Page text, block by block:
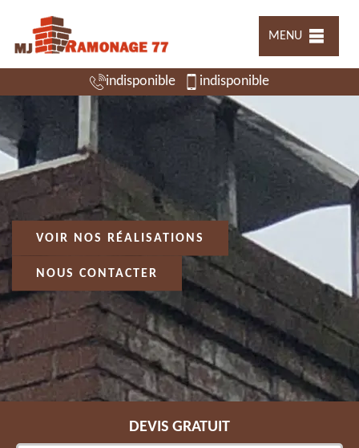
MENU
indisponible indisponible
VOIR NOS RÉALISATIONS
NOUS CONTACTER
DEVIS GRATUIT